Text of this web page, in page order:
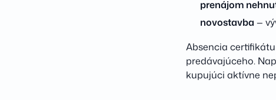
prenájom
novostavba —
Absencia
predávajúceho.
kupujúci aktívne